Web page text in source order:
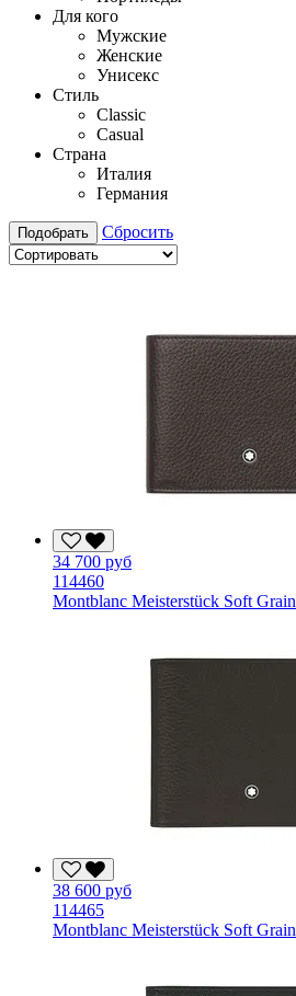
Для кого
Мужские
Женские
Унисекс
Стиль
Classic
Casual
Страна
Италия
Германия
Подобрать Сбросить
34 700 руб
114460
Montblanc Meisterstück Soft Grain
38 600 руб
114465
Montblanc Meisterstück Soft Grain